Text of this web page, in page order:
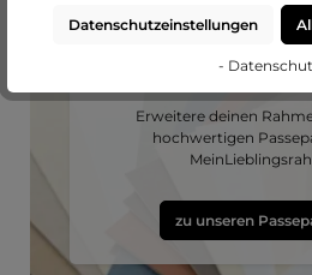
Passendes
Erweitere deinen
hochwertigen
zu unseren
Datenschutzeinstellungen
-